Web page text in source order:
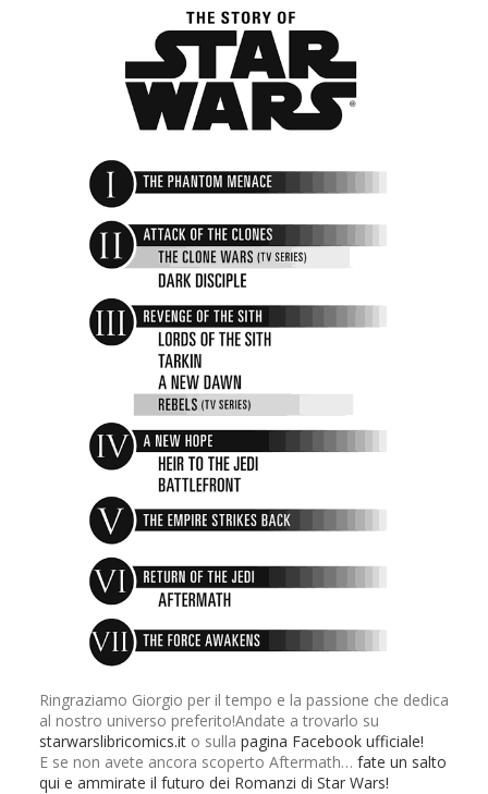
Ringraziamo Giorgio per il tempo e la passione che dedica
al nostro universo preferito!Andate a trovarlo su
starwarslibricomics.it o sulla pagina Facebook ufficiale!
E se non avete ancora scoperto Aftermath… fate un salto
qui e ammirate il futuro dei Romanzi di Star Wars!